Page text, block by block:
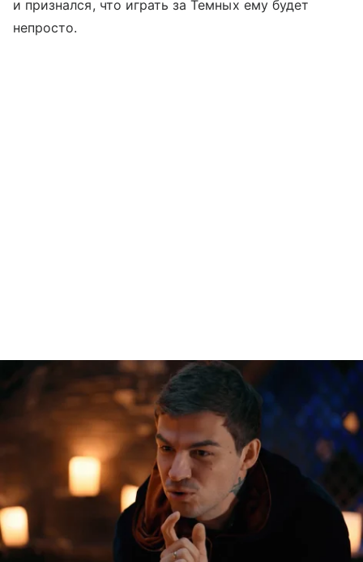
и признался, что играть за Темных ему будет
непросто.